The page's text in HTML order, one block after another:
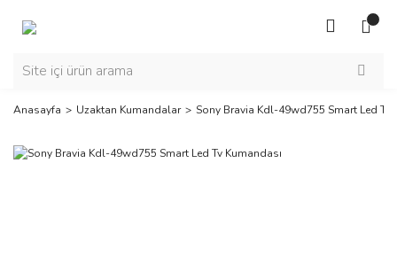
Anasayfa Uzaktan Kumandalar Sony Bravia Kdl-49wd755 Smart Led Tv